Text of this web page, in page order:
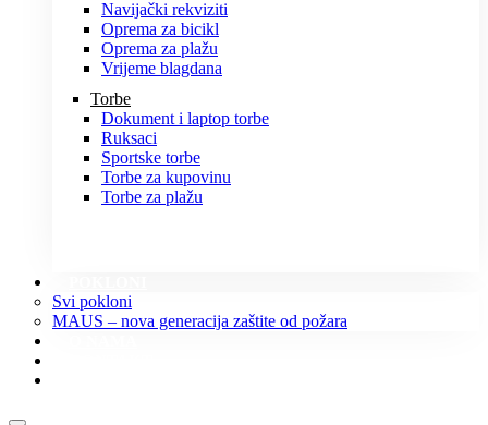
Navijački rekviziti
Oprema za bicikl
Oprema za plažu
Vrijeme blagdana
Torbe
Dokument i laptop torbe
Ruksaci
Sportske torbe
Torbe za kupovinu
Torbe za plažu
Svi pokloni
MAUS – nova generacija zaštite od požara